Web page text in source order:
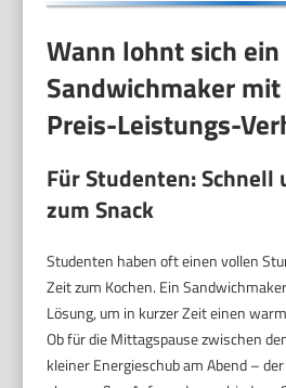
Wann lohnt sich ein
Sandwichmaker
Preis-Leistungs-
Für Studenten: Schnell
zum Snack
Studenten haben oft einen vollen
Zeit zum Kochen. Ein
Lösung, um in kurzer Zeit einen
Ob für die Mittagspause zwischen
kleiner Energieschub am Abend –